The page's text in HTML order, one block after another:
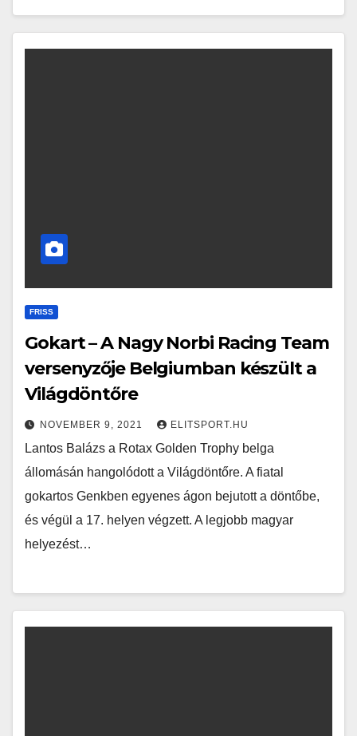
FRISS
Gokart – A Nagy Norbi Racing Team
versenyzője Belgiumban készült a
Világdöntőre
NOVEMBER 9, 2021 ELITSPORT.HU
Lantos Balázs a Rotax Golden Trophy belga
állomásán hangolódott a Világdöntőre. A fiatal
gokartos Genkben egyenes ágon bejutott a döntőbe,
és végül a 17. helyen végzett. A legjobb magyar
helyezést…